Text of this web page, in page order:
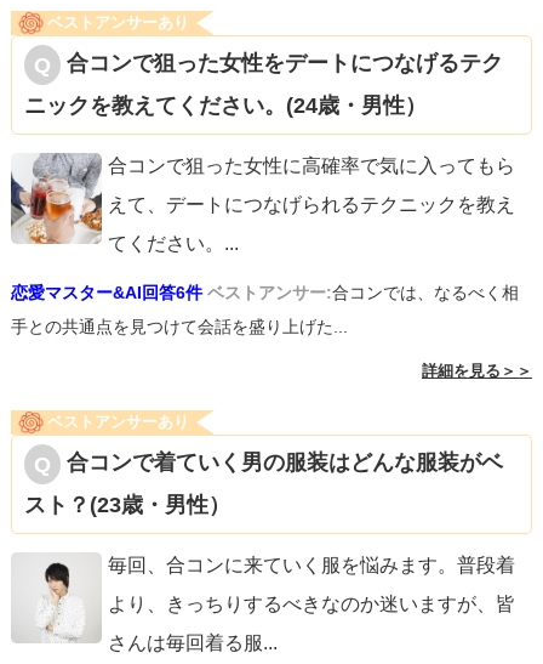
ベストアンサーあり
合コンで狙った女性をデートにつなげるテク
ニックを教えてください。(24歳・男性）
合コンで狙った女性に高確率で気に入ってもら
えて、デートにつなげられるテクニックを教え
てください。 ...
恋愛マスター&AI回答6件 ベストアンサー:合コンでは、なるべく相
手との共通点を見つけて会話を盛り上げた...
詳細を見る＞＞
ベストアンサーあり
合コンで着ていく男の服装はどんな服装がベ
スト？(23歳・男性）
毎回、合コンに来ていく服を悩みます。普段着
より、きっちりするべきなのか迷いますが、皆
さんは毎回着る服...